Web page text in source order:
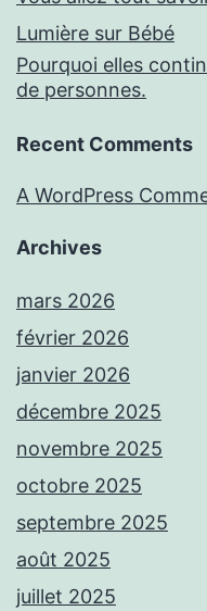
Lumière sur Bébé
Pourquoi elles
de personnes.
Recent Comments
A WordPress
Archives
mars 2026
février 2026
janvier 2026
décembre 2025
novembre 2025
octobre 2025
septembre 2025
août 2025
juillet 2025